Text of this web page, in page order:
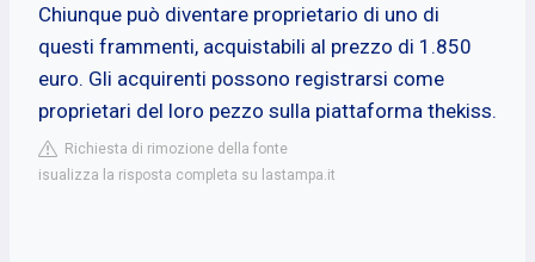
Chiunque può diventare proprietario di uno di
questi frammenti, acquistabili al prezzo di 1.850
euro. Gli acquirenti possono registrarsi come
proprietari del loro pezzo sulla piattaforma thekiss.
Richiesta di rimozione della fonte
isualizza la risposta completa su lastampa.it